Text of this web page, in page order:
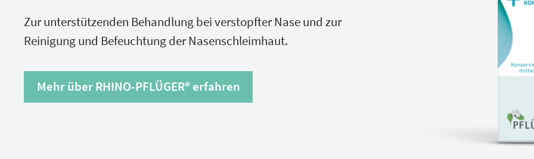
Zur unterstützenden Behandlung bei verstopfter Nase und zur
Reinigung und Befeuchtung der Nasenschleimhaut.
Mehr über RHINO-PFLÜGER® erfahren